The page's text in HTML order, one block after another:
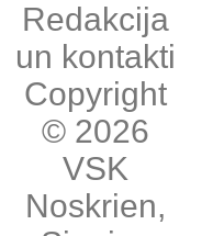
Redakcija
un kontakti
Copyright
© 2026
VSK
Noskrien,